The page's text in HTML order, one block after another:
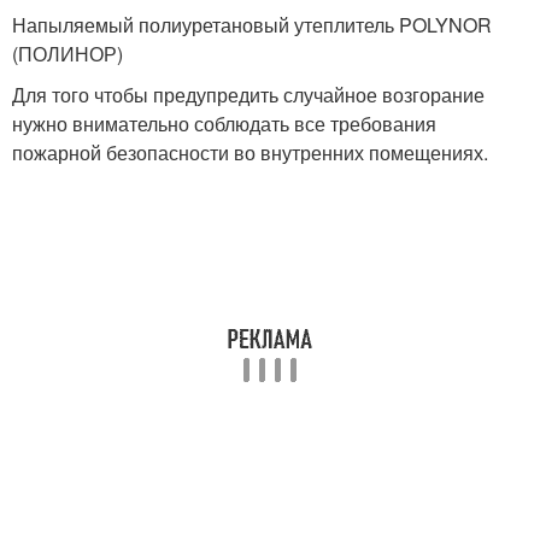
Напыляемый полиуретановый утеплитель POLYNOR
(ПОЛИНОР)
Для того чтобы предупредить случайное возгорание
нужно внимательно соблюдать все требования
пожарной безопасности во внутренних помещениях.